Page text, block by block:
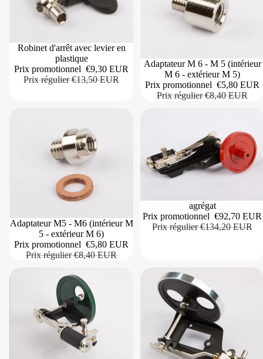
Robinet d'arrêt avec levier en
plastique
Prix promotionnel €9,30 EUR
Prix régulier€13,50 EUR
Adaptateur M 6 - M 5 (intérieur
M 6 - extérieur M 5)
Prix promotionnel €5,80 EUR
Prix régulier€8,40 EUR
Adaptateur M5 - M6 (intérieur M
5 - extérieur M 6)
Prix promotionnel €5,80 EUR
Prix régulier€8,40 EUR
agrégat
Prix promotionnel €92,70 EUR
Prix régulier€134,20 EUR